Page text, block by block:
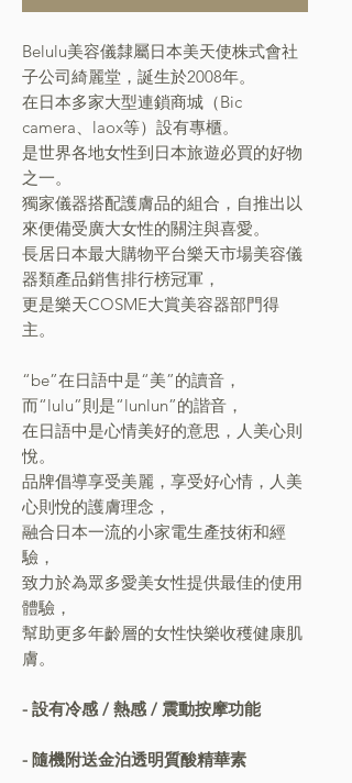
Belulu美容儀隸屬日本美天使株式會社
子公司綺麗堂，誕生於2008年。
在日本多家大型連鎖商城（Bic
camera、laox等）設有專櫃。
是世界各地女性到日本旅遊必買的好物
之一。
獨家儀器搭配護膚品的組合，自推出以
來便備受廣大女性的關注與喜愛。
長居日本最大購物平台樂天市場美容儀
器類產品銷售排行榜冠軍，
更是樂天COSME大賞美容器部門得
主。
“be”在日語中是“美”的讀音，
而“lulu”則是“lunlun”的諧音，
在日語中是心情美好的意思，人美心則
悅。
品牌倡導享受美麗，享受好心情，人美
心則悅的護膚理念，
融合日本一流的小家電生產技術和經
驗，
致力於為眾多愛美女性提供最佳的使用
體驗，
幫助更多年齡層的女性快樂收穫健康肌
膚。
- 設有冷感 / 熱感 / 震動按摩功能
- 隨機附送金泊透明質酸精華素